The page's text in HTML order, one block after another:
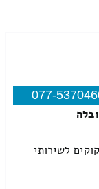
077-
לשירותי